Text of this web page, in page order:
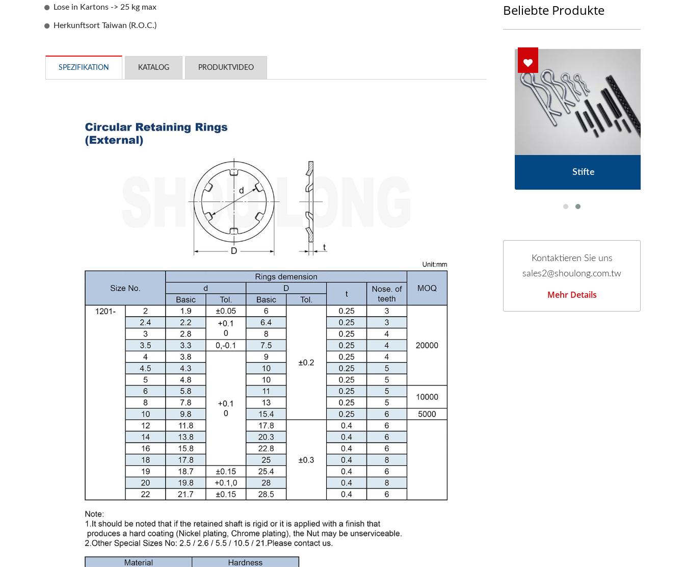
Lose in Kartons -> 25 kg max
Herkunftsort Taiwan (R.O.C.)
SPEZIFIKATION KATALOG PRODUKTVIDEO
Beliebte Produkte
Stifte
Stifte
Kontaktieren Sie uns
sales2@shoulong.com.tw
Mehr Details